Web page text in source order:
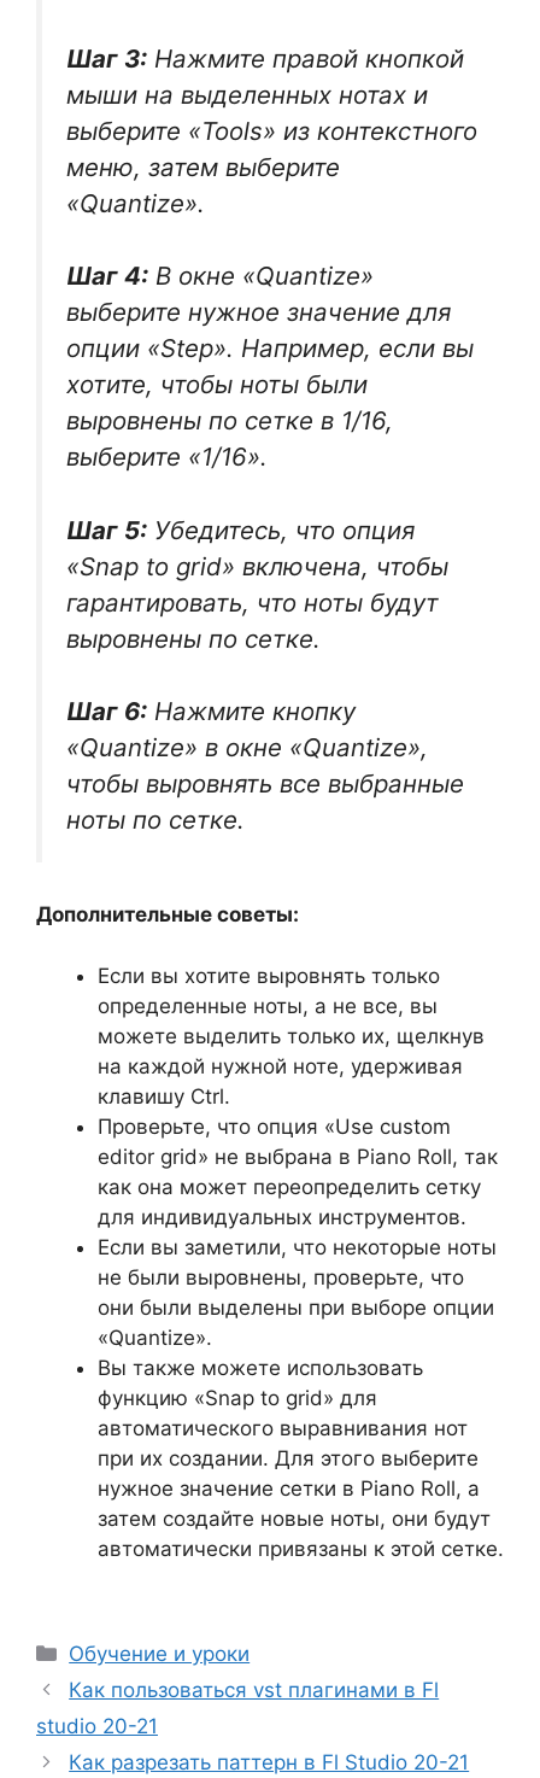
Шаг 3: Нажмите правой кнопкой
мыши на выделенных нотах и
выберите «Tools» из контекстного
меню, затем выберите
«Quantize».
Шаг 4: В окне «Quantize»
выберите нужное значение для
опции «Step». Например, если вы
хотите, чтобы ноты были
выровнены по сетке в 1/16,
выберите «1/16».
Шаг 5: Убедитесь, что опция
«Snap to grid» включена, чтобы
гарантировать, что ноты будут
выровнены по сетке.
Шаг 6: Нажмите кнопку
«Quantize» в окне «Quantize»,
чтобы выровнять все выбранные
ноты по сетке.
Дополнительные советы:
Если вы хотите выровнять только
определенные ноты, а не все, вы
можете выделить только их, щелкнув
на каждой нужной ноте, удерживая
клавишу Ctrl.
Проверьте, что опция «Use custom
editor grid» не выбрана в Piano Roll, так
как она может переопределить сетку
для индивидуальных инструментов.
Если вы заметили, что некоторые ноты
не были выровнены, проверьте, что
они были выделены при выборе опции
«Quantize».
Вы также можете использовать
функцию «Snap to grid» для
автоматического выравнивания нот
при их создании. Для этого выберите
нужное значение сетки в Piano Roll, а
затем создайте новые ноты, они будут
автоматически привязаны к этой сетке.
Рубрики
Обучение и уроки
Как пользоваться vst плагинами в Fl
studio 20-21
Как разрезать паттерн в Fl Studio 20-21